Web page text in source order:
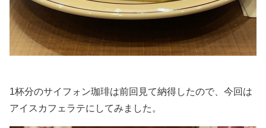
1杯分のサイフォン珈琲は前回見て納得したので、今回は
アイスカフェラテにしてみました。